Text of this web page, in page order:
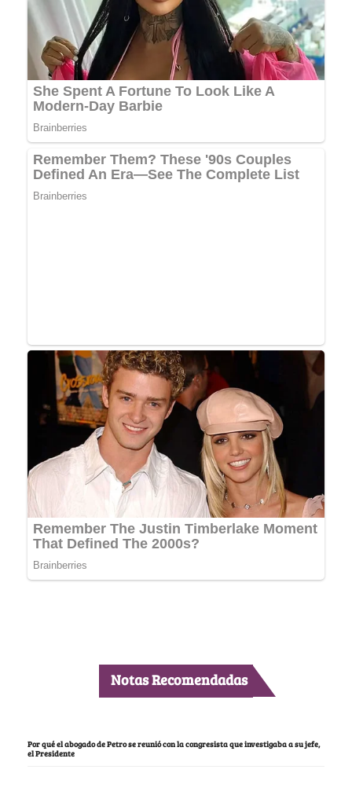
Notas Recomendadas
Por qué el abogado de Petro se reunió con la congresista que investigaba a su jefe,
el Presidente